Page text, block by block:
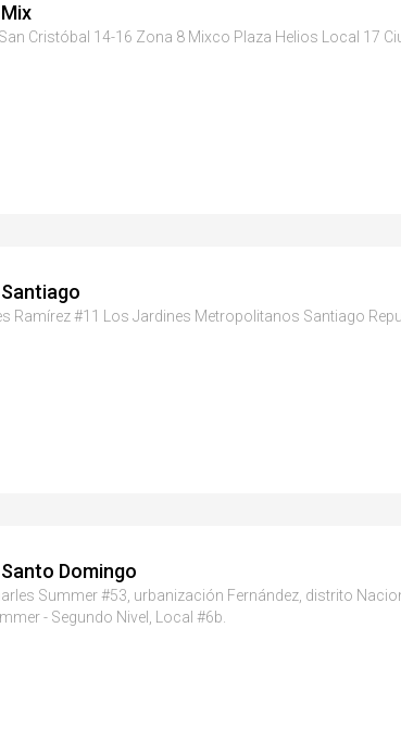
Cristóbal 14-16 Zona 8 Mixco Plaza Helios Local 17
Ramírez #11 Los Jardines Metropolitanos Santiago
Domingo
Summer #53, urbanización Fernández, distrito
- Segundo Nivel, Local #6b.